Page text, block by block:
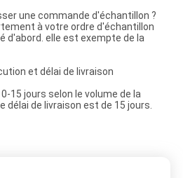
une commande d'échantillon ?
à votre ordre d'échantillon
d'abord. elle est exempte de la
et délai de livraison
15 jours selon le volume de la
délai de livraison est de 15 jours.